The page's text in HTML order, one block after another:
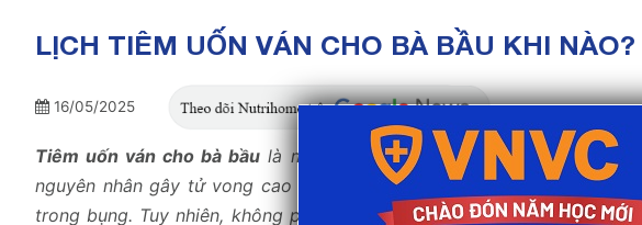
LỊCH TIÊM UỐN VÁN CHO BÀ BẦU KHI
16/05/2025
Tiêm uốn ván cho bà bầu là một bước chăm sóc thai kỳ quan
nguyên nhân gây tử vong cao ở trẻ.
Vắc xin uốn vánkhông chỉ bảo
trong bụng. Tuy nhiên, không phải ai cũng nắm rõ lịch tiêm phù hợp